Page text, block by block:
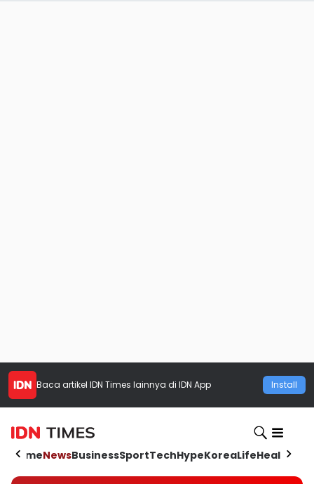
Baca artikel IDN Times lainnya di IDN App Install
HomeNewsBusinessSportTechHypeKoreaLifeHealth